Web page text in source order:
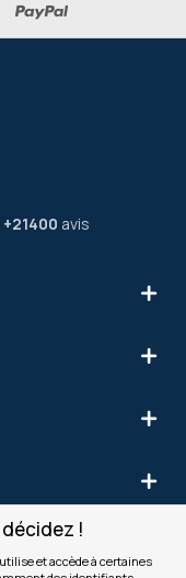
!
et accède à certaines
+21400 avis